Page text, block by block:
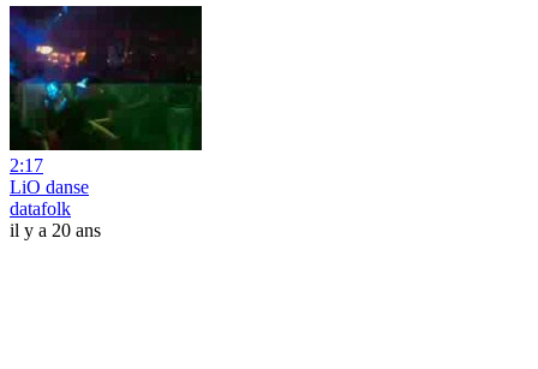
2:17
LiO danse
datafolk
il y a 20 ans